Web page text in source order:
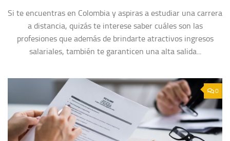
Si te encuentras en Colombia y aspiras a estudiar una carrera
a distancia, quizás te interese saber cuáles son las
profesiones que además de brindarte atractivos ingresos
salariales, también te garanticen una alta salida...
0